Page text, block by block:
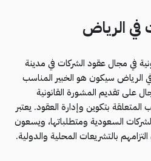
الرياض
في مجال عقود الشركات في مدينة
الرياض سيكون هو الخبير المناسب
على تقديم المشورة القانونية
المتعلقة بتكوين وإدارة العقود. يعتبر
السعودية ومتطلباتها، ويسعون
بالتشريعات المحلية والدولية.